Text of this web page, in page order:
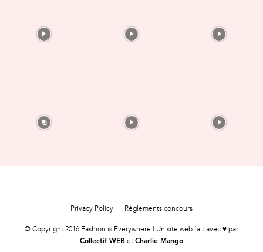
Privacy Policy Règlements concours
© Copyright 2016 Fashion is Everywhere | Un site web fait avec ♥ par
Collectif WEB et Charlie Mango